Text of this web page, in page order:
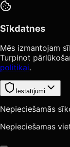
Sīkdatnes
Mēs izmantojam
Turpinot
politikai.
Iestatījumi
Nepieciešamās
Nepieciešamas